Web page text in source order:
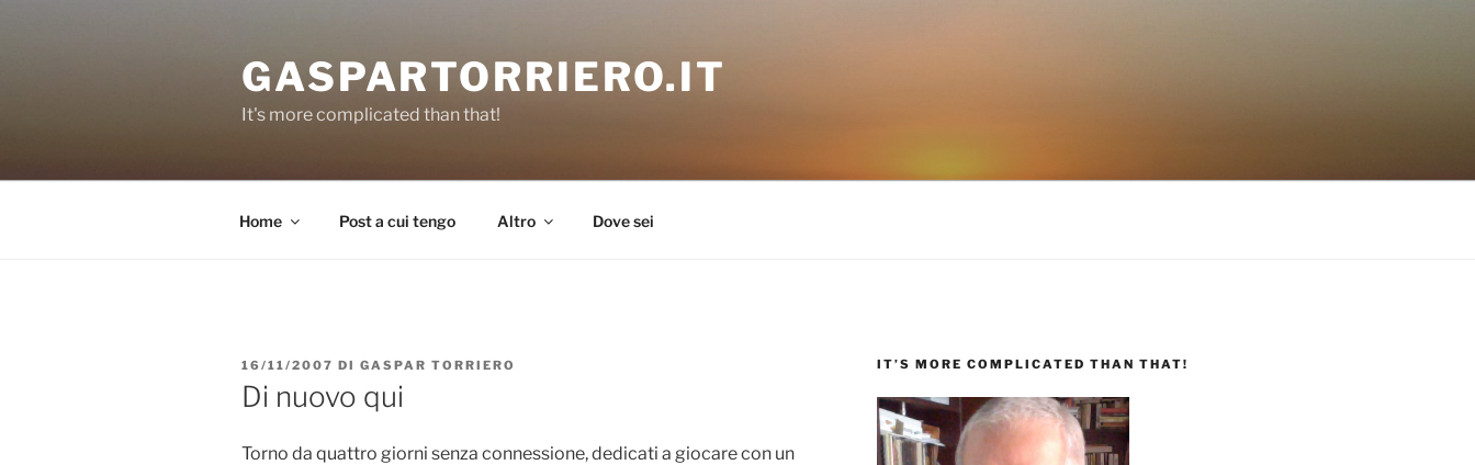
GASPARTORRIERO.IT
It's more complicated than that!
Home Post a cui tengo Altro Dove sei
PUBBLICATO
IL
16/11/2007 DI GASPAR TORRIERO
Di nuovo qui
Torno da quattro giorni senza connessione, dedicati a giocare con un
IT’S MORE COMPLICATED THAN THAT!